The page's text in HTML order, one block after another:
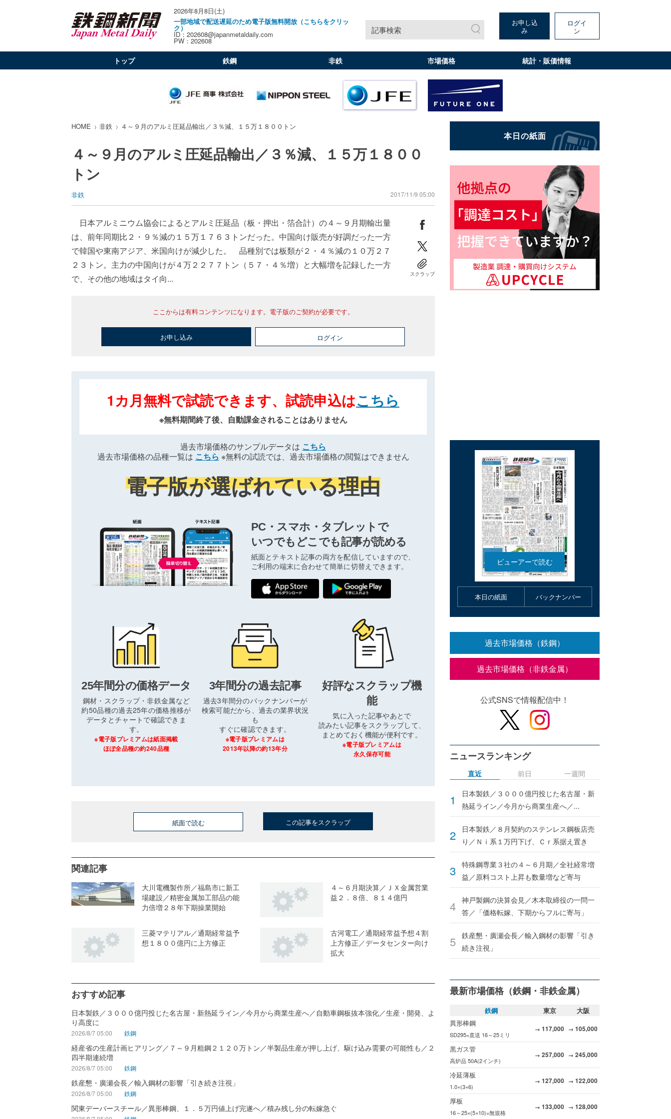
2026年8月8日(土)
一部地域で配送遅延のため電子版無料開放（こちらをクリッ
ク）
ID：202608@japanmetaldaily.com
PW：202608
記事検索
お申し込
み
ログイ
ン
トップ 鉄鋼 非鉄 市場価格 統計・販価情報
HOME 非鉄 ４～９月のアルミ圧延品輸出／３％減、１５万１８００トン
４～９月のアルミ圧延品輸出／３％減、１５万１８００
トン
非鉄 2017/11/9 05:00
日本アルミニウム協会によるとアルミ圧延品（板・押出・箔合計）の４～９月期輸出量
は、前年同期比２・９％減の１５万１７６３トンだった。中国向け販売が好調だった一方
で韓国や東南アジア、米国向けが減少した。 品種別では板類が２・４％減の１０万２７
２３トン。主力の中国向けが４万２２７７トン（５７・４％増）と大幅増を記録した一方
で、その他の地域はタイ向...
スクラップ
ここからは有料コンテンツになります。電子版のご契約が必要です。
お申し込み ログイン
1カ月無料で試読できます、試読申込はこちら
※無料期間終了後、自動課金されることはありません
過去市場価格のサンプルデータは こちら
過去市場価格の品種一覧は こちら ※無料の試読では、過去市場価格の閲覧はできません
電子版が選ばれている理由
PC・スマホ・タブレットで
いつでもどこでも記事が読める
紙面とテキスト記事の両方を配信していますので、
ご利用の端末に合わせて簡単に切替えできます。
25年間分の価格データ
鋼材・スクラップ・非鉄金属など
約50品種の過去25年の価格推移が
データとチャートで確認できま
す。
※電子版プレミアムは紙面掲載
ほぼ全品種の約240品種
3年間分の過去記事
過去3年間分のバックナンバーが
検索可能だから、過去の業界状況
も
すぐに確認できます。
※電子版プレミアムは
2013年以降の約13年分
好評なスクラップ機
能
気に入った記事やあとで
読みたい記事をスクラップして、
まとめておく機能が便利です。
※電子版プレミアムは
永久保存可能
紙面で読む この記事をスクラップ
関連記事
大川電機製作所／福島市に新工
場建設／精密金属加工部品の能
力倍増２８年下期操業開始
４～６月期決算／ＪＸ金属営業
益２．８倍、８１４億円
三菱マテリアル／通期経常益予
想１８００億円に上方修正
古河電工／通期経常益予想４割
上方修正／データセンター向け
拡大
おすすめ記事
日本製鉄／３０００億円投じた名古屋・新熱延ライン／今月から商業生産へ／自動車鋼板抜本強化／生産・開発、よ
り高度に
2026/8/7 05:00 鉄鋼
経産省の生産計画ヒアリング／７～９月粗鋼２１２０万トン／半製品生産が押し上げ、駆け込み需要の可能性も／２
四半期連続増
2026/8/7 05:00 鉄鋼
鉄産懇・廣瀬会長／輸入鋼材の影響「引き続き注視」
2026/8/7 05:00 鉄鋼
関東デーバースチール／異形棒鋼、１．５万円値上げ完遂へ／積み残し分の転嫁急ぐ
本日の紙面 バックナンバー
過去市場価格（鉄鋼）
過去市場価格（非鉄金属）
公式SNSで情報配信中！
ニュースランキング
直近
日本製鉄／３０００億円投じた名古屋・新
熱延ライン／今月から商業生産へ／...
日本製鉄／８月契約のステンレス鋼板店売
り／Ｎｉ系１万円下げ、Ｃｒ系据え置き
特殊鋼専業３社の４～６月期／全社経常増
益／原料コスト上昇も数量増など寄与
神戸製鋼の決算会見／木本取締役の一問一
答／「価格転嫁、下期からフルに寄与」
鉄産懇・廣瀬会長／輸入鋼材の影響「引き
続き注視」
前日 一週間
最新市場価格（鉄鋼・非鉄金属）
鉄鋼 東京
大阪
異形棒鋼
SD295=直送 16～25ミリ
→ 117,000 → 105,000
黒ガス管
高炉品 50A(2インチ)
→ 257,000 → 245,000
冷延薄板
1.0×(3×6)
→ 127,000 → 122,000
厚板
16～25×(5×10)=無規格
→ 133,000 → 128,000